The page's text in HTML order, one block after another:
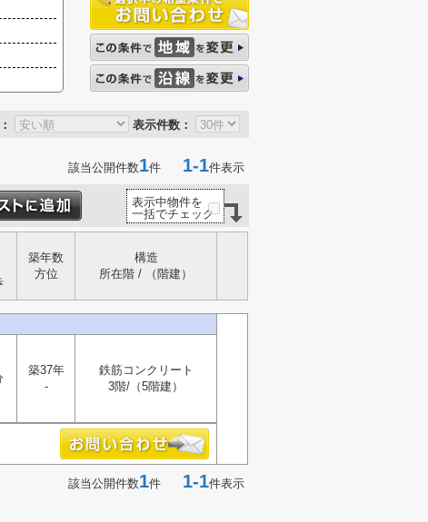
表示件数：
該当公開件数1件 1-1件表示
表示中物件を
一括でチェック
築年数
方位
構造
所在階 / （階建）
築37年
-
鉄筋コンクリート
3階/（5階建）
該当公開件数1件 1-1件表示